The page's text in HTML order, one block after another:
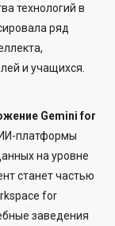
технологий в
ряд
и учащихся.
Gemini for
платформы
на уровне
станет частью
for
заведения